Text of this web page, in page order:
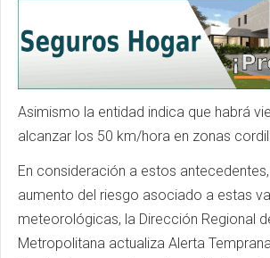
Asimismo la entidad indica que habrá
alcanzar los 50 km/hora en zonas
En consideración a estos
aumento del riesgo asociado a estas
meteorológicas, la Dirección Regional
Metropolitana actualiza Alerta